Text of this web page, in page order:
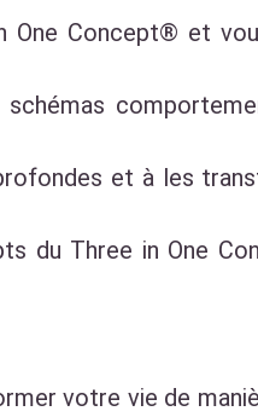
One Concept® et
et à les
du Three in One
votre vie de